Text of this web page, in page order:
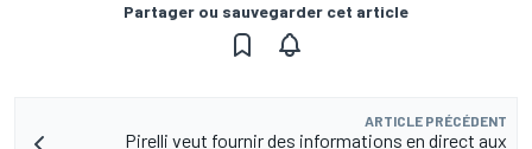
Partager ou sauvegarder cet article
ARTICLE PRÉCÉDENT
Pirelli veut fournir des informations en direct aux